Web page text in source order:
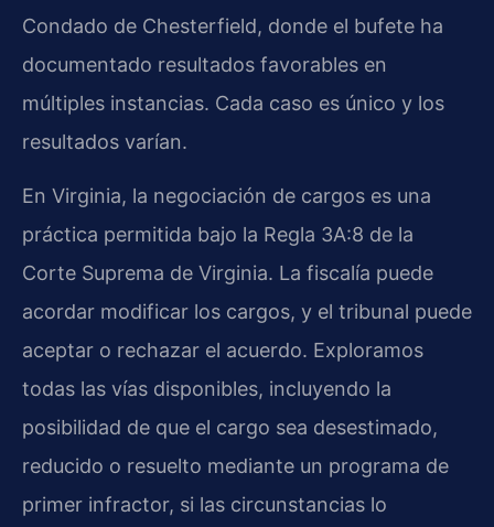
Condado de Chesterfield, donde el bufete ha
documentado resultados favorables en
múltiples instancias. Cada caso es único y los
resultados varían.
En Virginia, la negociación de cargos es una
práctica permitida bajo la Regla 3A:8 de la
Corte Suprema de Virginia. La fiscalía puede
acordar modificar los cargos, y el tribunal puede
aceptar o rechazar el acuerdo. Exploramos
todas las vías disponibles, incluyendo la
posibilidad de que el cargo sea desestimado,
reducido o resuelto mediante un programa de
primer infractor, si las circunstancias lo